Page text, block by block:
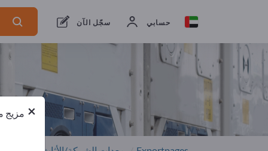
سجّل الآن حسابي من المصدرين 12 من المصنعين12
× مزيج